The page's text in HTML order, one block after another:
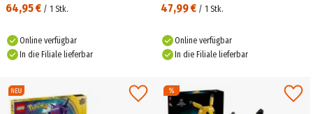
64,95 € / 1 Stk.
Online verfügbar
In die Filiale lieferbar
47,99 € / 1 Stk.
Online verfügbar
In die Filiale lieferbar